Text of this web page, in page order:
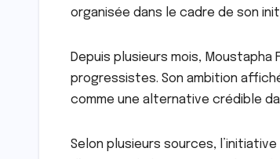
organisée dans le cadre de son
Depuis plusieurs mois,
progressistes. Son ambition
comme une alternative crédible
Selon plusieurs sources,